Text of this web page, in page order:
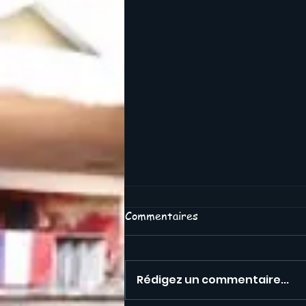
Commentaires
Rédigez un commentaire...